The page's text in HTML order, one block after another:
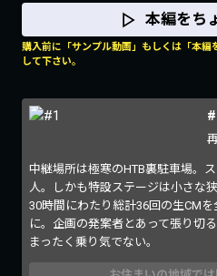
本編をち
購入前に「サンプル動画」もしくは「本
して下さい。
中継場所は極寒のHTB裏駐車場。
人。しかも特設ステージは小さな
30時間にわたり総計36回の生CM
に。企画の発案者とあって張り切
まったく乗り気でない。